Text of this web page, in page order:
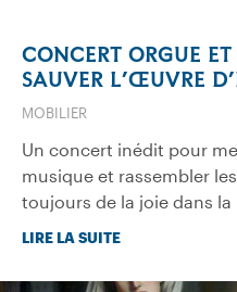
CONCERT ORGUE
SAUVER L’ŒUVRE
MOBILIER
Un concert inédit pour
musique et rassembler
toujours de la joie dans
LIRE LA SUITE